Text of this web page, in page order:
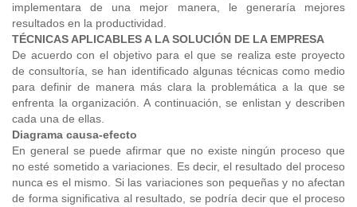
implementara de una mejor manera, le generaría mejores
resultados en la productividad.
TÉCNICAS APLICABLES A LA SOLUCIÓN DE LA EMPRESA
De acuerdo con el objetivo para el que se realiza este proyecto
de consultoría, se han identificado algunas técnicas como medio
para definir de manera más clara la problemática a la que se
enfrenta la organización. A continuación, se enlistan y describen
cada una de ellas.
Diagrama causa-efecto
En general se puede afirmar que no existe ningún proceso que
no esté sometido a variaciones. Es decir, el resultado del proceso
nunca es el mismo. Si las variaciones son pequeñas y no afectan
de forma significativa al resultado, se podría decir que el proceso